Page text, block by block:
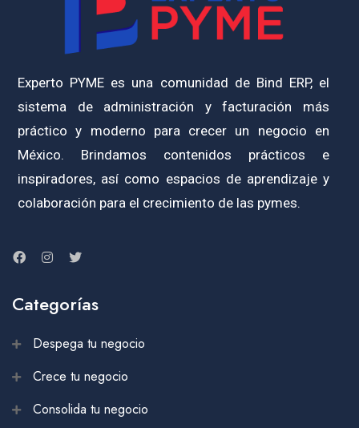
Experto PYME es una comunidad de Bind ERP, el
sistema de administración y facturación más
práctico y moderno para crecer un negocio en
México. Brindamos contenidos prácticos e
inspiradores, así como espacios de aprendizaje y
colaboración para el crecimiento de las pymes.
Categorías
Despega tu negocio
Crece tu negocio
Consolida tu negocio